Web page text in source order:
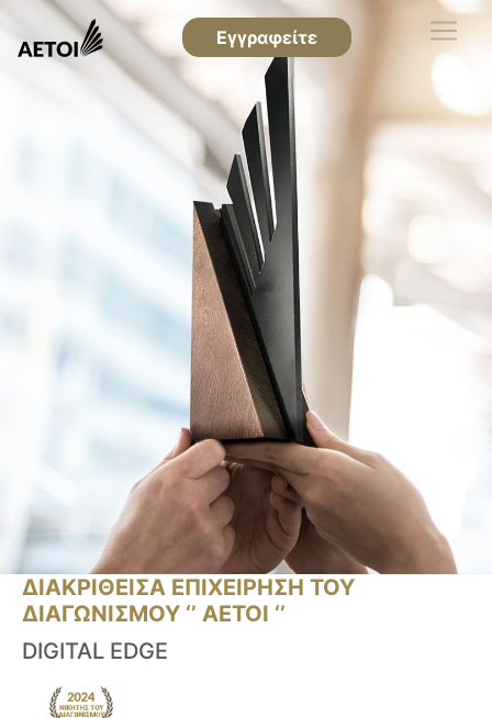
Εγγραφείτε
ΔΙΑΚΡΙΘΕΙΣΑ ΕΠΙΧΕΙΡΗΣΗ ΤΟΥ
ΔΙΑΓΩΝΙΣΜΟΥ ‘’ ΑΕΤΟΙ ‘’
DIGITAL EDGE